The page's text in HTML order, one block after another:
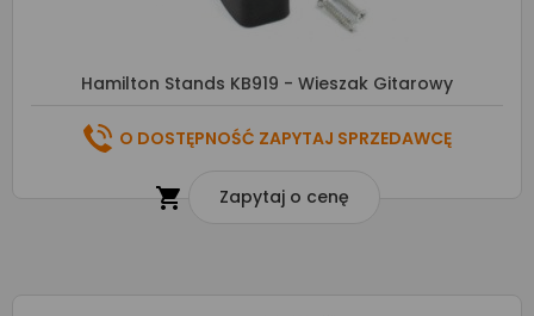
Hamilton Stands KB919 - Wieszak Gitarowy
O DOSTĘPNOŚĆ ZAPYTAJ SPRZEDAWCĘ
 Zapytaj o cenę